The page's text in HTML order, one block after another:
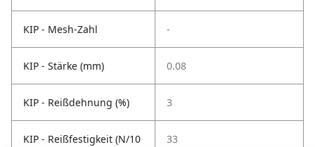
KIP - Mesh-Zahl -
KIP - Stärke (mm) 0.08
KIP - Reißdehnung (%) 3
KIP - Reißfestigkeit (N/10
33